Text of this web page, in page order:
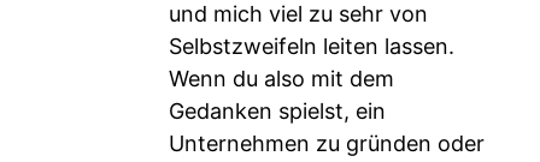
und mich viel zu sehr von
Selbstzweifeln leiten lassen.
Wenn du also mit dem
Gedanken spielst, ein
Unternehmen zu gründen oder